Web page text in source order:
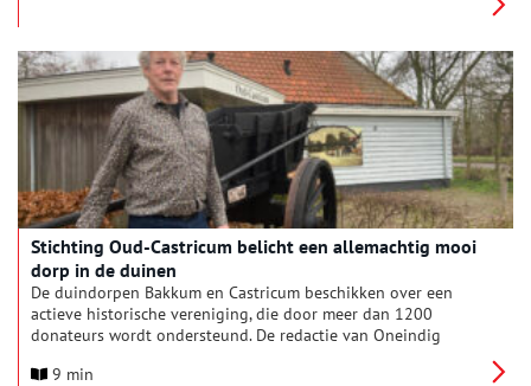
Stichting Oud-Castricum belicht een allemachtig mooi
dorp in de duinen
De duindorpen Bakkum en Castricum beschikken over een
actieve historische vereniging, die door meer dan 1200
donateurs wordt ondersteund. De redactie van Oneindig
9 min